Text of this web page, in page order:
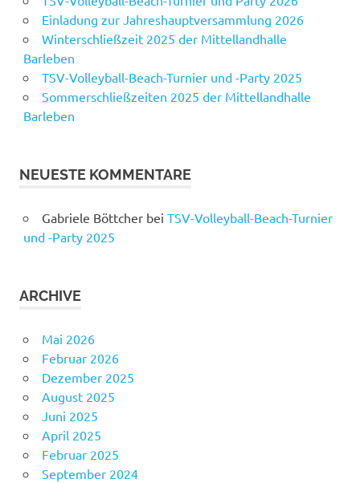
Einladung zur Jahreshauptversammlung 2026
Winterschließzeit 2025 der Mittellandhalle
Barleben
TSV-Volleyball-Beach-Turnier und -Party 2025
Sommerschließzeiten 2025 der Mittellandhalle
Barleben
NEUESTE KOMMENTARE
Gabriele Böttcherbei TSV-Volleyball-Beach-Turnier
und -Party 2025
ARCHIVE
Mai 2026
Februar 2026
Dezember 2025
August 2025
Juni 2025
April 2025
Februar 2025
September 2024